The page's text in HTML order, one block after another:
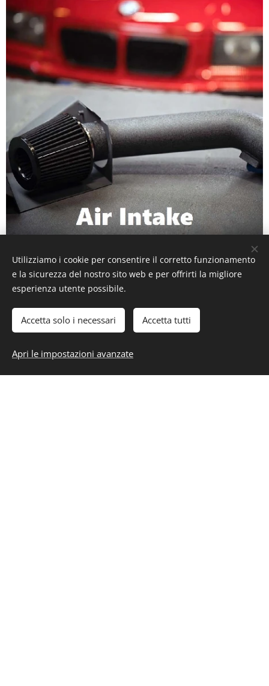
Utilizziamo i cookie per consentire il corretto funzionamento
e la sicurezza del nostro sito web e per offrirti la migliore
esperienza utente possibile.
Accetta solo i necessari Accetta tutti
Apri le impostazioni avanzate